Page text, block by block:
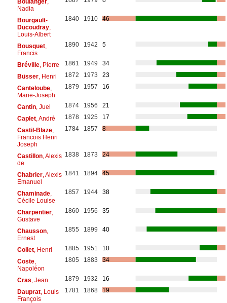
Nadia
Bourgault-
Ducoudray,
Louis-Albert
1840 1910 46
Bousquet,
Francis
1890 1942 5
Bréville, Pierre 1861 1949
34
Büsser, Henri 1872 1973
23
Canteloube,
Marie-Joseph
1879 1957 16
Cantin, Juel 1874 1956
21
Caplet, André 1878 1925
17
Castil-Blaze,
Francois Henri
Joseph
1784 1857 8
Castillon, Alexis
de
1838 1873 24
Chabrier, Alexis
Emanuel
1841 1894 45
Chaminade,
Cécile Louise
1857 1944 38
Charpentier,
Gustave
1860 1956 35
Chausson,
Ernest
1855 1899 40
Collet, Henri 1885 1951
10
Coste,
Napoléon
1805 1883 34
Cras , Jean 1879 1932
16
Dauprat, Louis
François
1781 1868 19